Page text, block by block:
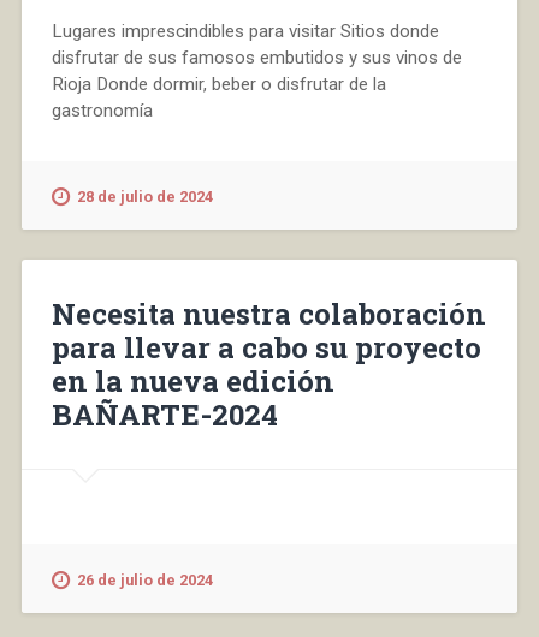
Lugares imprescindibles para visitar Sitios donde
disfrutar de sus famosos embutidos y sus vinos de
Rioja Donde dormir, beber o disfrutar de la
gastronomía
28 de julio de 2024
Necesita nuestra colaboración
para llevar a cabo su proyecto
en la nueva edición
BAÑARTE-2024
26 de julio de 2024